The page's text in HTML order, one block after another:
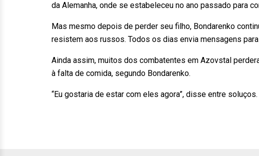
da Alemanha, onde se estabeleceu no ano passado para
Mas mesmo depois de perder seu filho, Bondarenko
resistem aos russos. Todos os dias envia mensagens
Ainda assim, muitos dos combatentes em Azovstal
à falta de comida, segundo Bondarenko.
“Eu gostaria de estar com eles agora”, disse entre